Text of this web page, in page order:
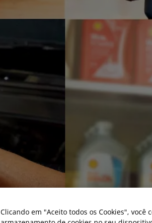
Clicando em "Aceito todos os Cookies", você